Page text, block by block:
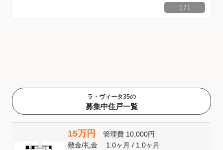
1 / 1
ラ・ヴィータ35の
募集中住戸一覧
15万円 管理費 10,000円
敷金/礼金 1.0ヶ月/ 1.0ヶ月